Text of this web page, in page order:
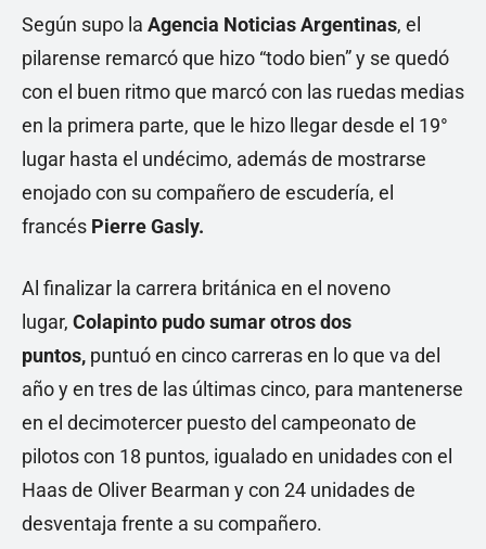
Según supo la Agencia Noticias Argentinas, el
pilarense remarcó que hizo “todo bien” y se quedó
con el buen ritmo que marcó con las ruedas medias
en la primera parte, que le hizo llegar desde el 19°
lugar hasta el undécimo, además de mostrarse
enojado con su compañero de escudería, el
francés Pierre Gasly.
Al finalizar la carrera británica en el noveno
lugar, Colapinto pudo sumar otros dos
puntos, puntuó en cinco carreras en lo que va del
año y en tres de las últimas cinco, para mantenerse
en el decimotercer puesto del campeonato de
pilotos con 18 puntos, igualado en unidades con el
Haas de Oliver Bearman y con 24 unidades de
desventaja frente a su compañero.